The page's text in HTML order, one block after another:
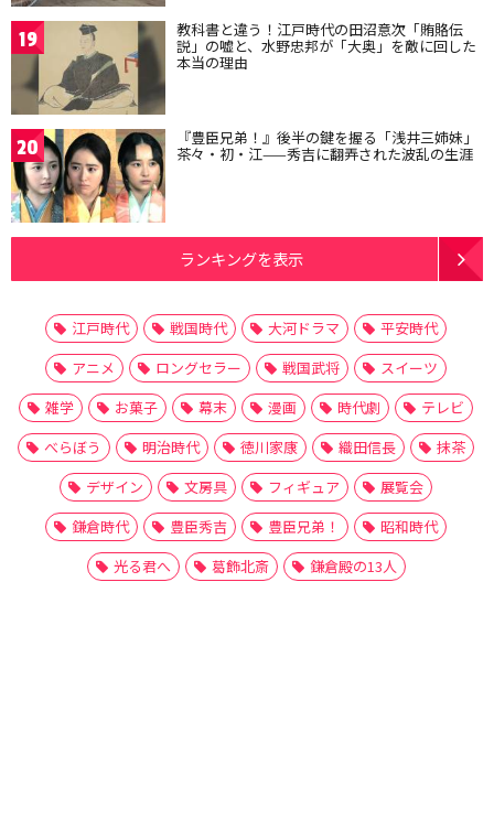
19 教科書と違う！江戸時代の田沼意次「賄賂伝
説」の嘘と、水野忠邦が「大奥」を敵に回した
本当の理由
20 『豊臣兄弟！』後半の鍵を握る「浅井三姉妹」
茶々・初・江——秀吉に翻弄された波乱の生涯
ランキングを表示
江戸時代 戦国時代 大河ドラマ
平安時代
アニメ
ロングセラー 戦国武将
スイーツ
雑学
お菓子 幕末 漫画 時代劇
テレビ
べらぼう
明治時代 徳川家康 織田信長
抹茶
デザイン
文房具 フィギュア
展覧会
鎌倉時代
豊臣秀吉 豊臣兄弟！
昭和時代
光る君へ
葛飾北斎 鎌倉殿の13人